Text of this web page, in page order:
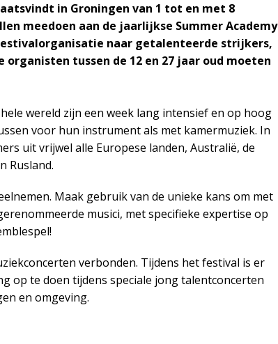
in Groningen van 1 tot en met 8
meedoen aan de jaarlijkse Summer Academy
naar getalenteerde strijkers,
tussen de 12 en 27 jaar oud moeten
wereld zijn een week lang intensief en op hoog
voor hun instrument als met kamermuziek. In
uit vrijwel alle Europese landen, Australië, de
Rusland.
Maak gebruik van de unieke kans om met
musici, met specifieke expertise op
verbonden. Tijdens het festival is er
op te doen tijdens speciale jong talentconcerten
en omgeving.